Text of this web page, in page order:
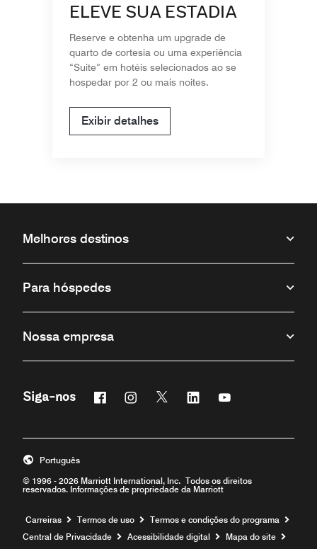
ELEVE SUA ESTADIA
Reserve e obtenha um upgrade de
quarto de cortesia ou uma experiência
“Suite” em hotéis selecionados ao se
hospedar por 2 ou mais noites.
Exibir detalhes
Melhores destinos
Para hóspedes
Nossa empresa
Siga-nos FacebookInstagram
Twitter Linkedin
© 1996 - 2026 Marriott International, Inc. Todos os direitos
reservados. Informações de propriedade da Marriott
Português
Carreiras Termos de uso
Termos e condições do programa
Central de Privacidade
Acessibilidade digital
Mapa do site